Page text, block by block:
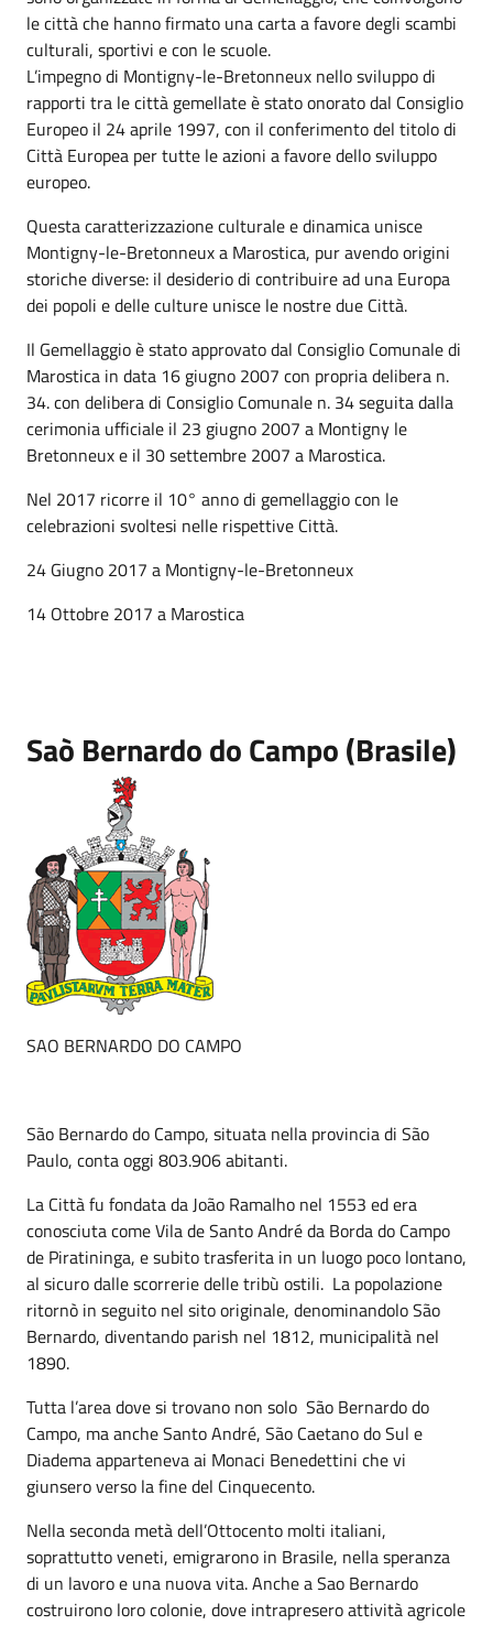
le città che hanno firmato una carta a favore degli scambi
culturali, sportivi e con le scuole.
L’impegno di Montigny-le-Bretonneux nello sviluppo di
rapporti tra le città gemellate è stato onorato dal Consiglio
Europeo il 24 aprile 1997, con il conferimento del titolo di
Città Europea per tutte le azioni a favore dello sviluppo
europeo.
Questa caratterizzazione culturale e dinamica unisce
Montigny-le-Bretonneux a Marostica, pur avendo origini
storiche diverse: il desiderio di contribuire ad una Europa
dei popoli e delle culture unisce le nostre due Città.
Il Gemellaggio è stato approvato dal Consiglio Comunale di
Marostica in data 16 giugno 2007 con propria delibera n.
34. con delibera di Consiglio Comunale n. 34 seguita dalla
cerimonia ufficiale il 23 giugno 2007 a Montigny le
Bretonneux e il 30 settembre 2007 a Marostica.
Nel 2017 ricorre il 10° anno di gemellaggio con le
celebrazioni svoltesi nelle rispettive Città.
24 Giugno 2017 a Montigny-le-Bretonneux
14 Ottobre 2017 a Marostica
Saò Bernardo do Campo (Brasile)
SAO BERNARDO DO CAMPO
São Bernardo do Campo, situata nella provincia di São
Paulo, conta oggi 803.906 abitanti.
La Città fu fondata da João Ramalho nel 1553 ed era
conosciuta come Vila de Santo André da Borda do Campo
de Piratininga, e subito trasferita in un luogo poco lontano,
al sicuro dalle scorrerie delle tribù ostili. La popolazione
ritornò in seguito nel sito originale, denominandolo São
Bernardo, diventando parish nel 1812, municipalità nel
1890.
Tutta l’area dove si trovano non solo São Bernardo do
Campo, ma anche Santo André, São Caetano do Sul e
Diadema apparteneva ai Monaci Benedettini che vi
giunsero verso la fine del Cinquecento.
Nella seconda metà dell’Ottocento molti italiani,
soprattutto veneti, emigrarono in Brasile, nella speranza
di un lavoro e una nuova vita. Anche a Sao Bernardo
costruirono loro colonie, dove intrapresero attività agricole